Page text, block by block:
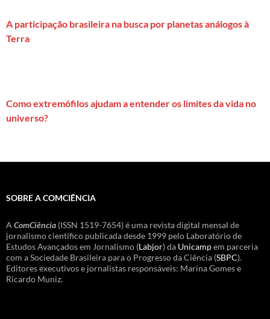
A participação brasileira na busca por planetas análogos à
Terra
Como extremófilos ajudam a entender os limites da vida no
universo?
SOBRE A COMCIÊNCIA
A ComCiência (ISSN 1519-7654) é uma revista digital mensal de
jornalismo científico publicada desde 1999 pelo Laboratório de
Estudos Avançados em Jornalismo (Labjor) da Unicampem parceria
com a Sociedade Brasileira para o Progresso da Ciência (SBPC).
Editores executivos e jornalistas responsáveis: Marina Gomes e
Ricardo Muniz.